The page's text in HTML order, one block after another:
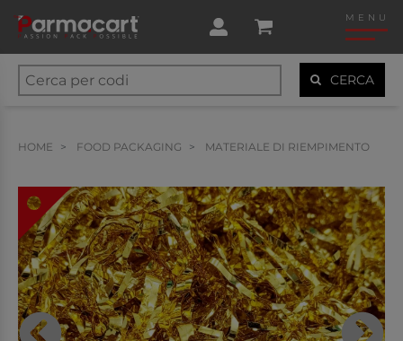
MENU
CERCA
HOME FOOD PACKAGING MATERIALE DI RIEMPIMENTO